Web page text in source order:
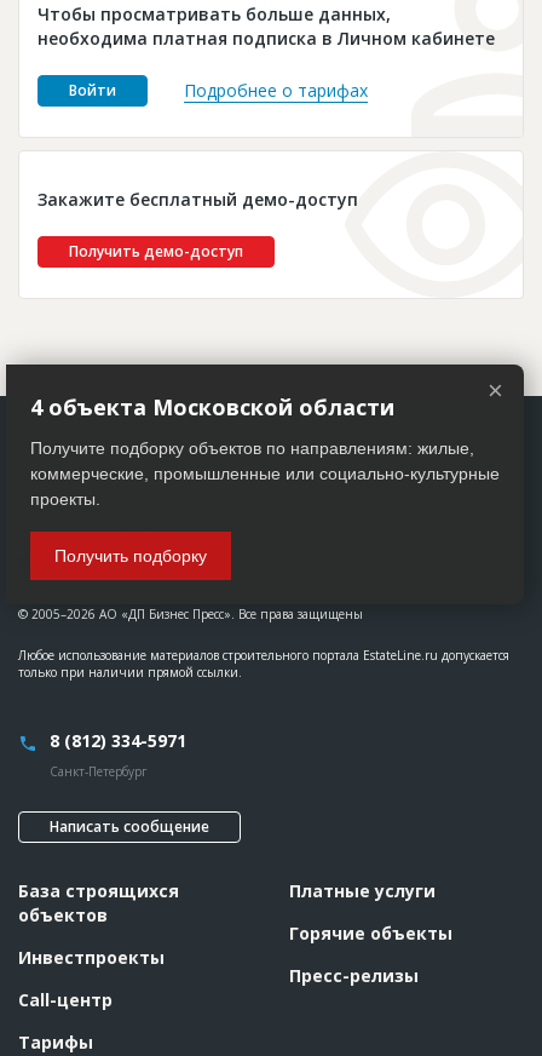
Платные услуги
Пресс-релизы
Чтобы просматривать больше данных,
необходима платная подписка в Личном кабинете
Войти Подробнее о тарифах
Закажите бесплатный демо-доступ
Получить демо-доступ
© 2005–2026 АО «ДП Бизнес Пресс». Все права защищены
Любое использование материалов строительного портала EstateLine.ru допускается
только при наличии прямой ссылки.
8 (812) 334-5971
Санкт-Петербург
Написать сообщение
База строящихся
объектов
Инвестпроекты
Call-центр
Тарифы
Платные услуги
Горячие объекты
Пресс-релизы
×
4 объекта Московской области
Получите подборку объектов по направлениям: жилые,
коммерческие, промышленные или социально-культурные
проекты.
Получить подборку